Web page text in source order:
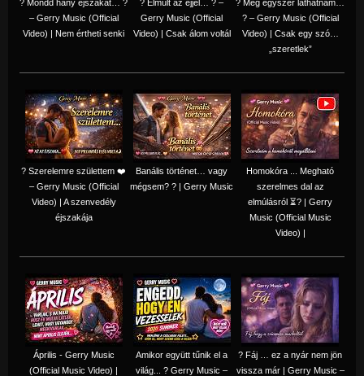
? Mondd hány éjszakát… ?
– Gerry Music (Official
Video) | Nem értheti senki
? Elmúlt az éjjel… ? –
Gerry Music (Official
Video) | Csak álom voltál
? Még egyszer láthatnám…
? – Gerry Music (Official
Video) | Csak egy szó…
„szeretlek”
? Szerelemre születtem ❤️
– Gerry Music (Official
Video) | A szenvedély
éjszakája
Banális történet… vagy
mégsem? ? | Gerry Music
Homokóra ... Megható
szerelmes dal az
elmúlásról ⏳? | Gerry
Music (Official Music
Video) |
Április - Gerry Music
(Official Music Video) |
Amikor együtt tűnik el a
világ... ? Gerry Music –
? Fáj … ez a nyár nem jön
vissza már | Gerry Music –